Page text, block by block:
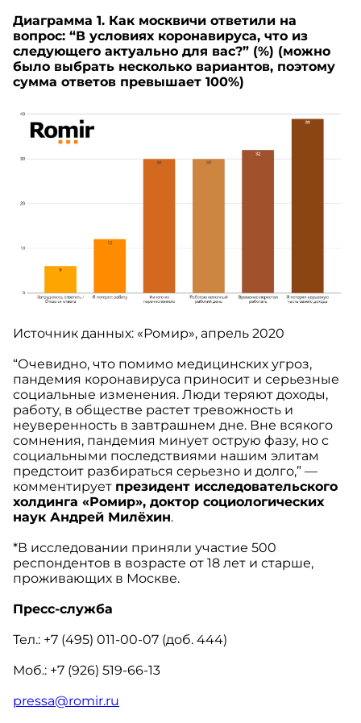
Диаграмма 1. Как москвичи ответили на
вопрос: “В условиях коронавируса, что из
следующего актуально для вас?” (%) (можно
было выбрать несколько вариантов, поэтому
сумма ответов превышает 100%)
Источник данных: «Ромир», апрель 2020
“Очевидно, что помимо медицинских угроз,
пандемия коронавируса приносит и серьезные
социальные изменения. Люди теряют доходы,
работу, в обществе растет тревожность и
неуверенность в завтрашнем дне. Вне всякого
сомнения, пандемия минует острую фазу, но с
социальными последствиями нашим элитам
предстоит разбираться серьезно и долго,” —
комментирует президент исследовательского
холдинга «Ромир», доктор социологических
наук Андрей Милёхин.
*В исследовании приняли участие 500
респондентов в возрасте от 18 лет и старше,
проживающих в Москве.
Пресс-служба
Тел.: +7 (495) 011-00-07 (доб. 444)
Моб.: +7 (926) 519-66-13
pressa@romir.ru